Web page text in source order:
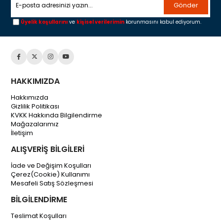
Gönder
Üyelik koşullarını ve kişisel verilerimin korunmasını kabul ediyorum.
HAKKIMIZDA
Hakkımızda
Gizlilik Politikası
KVKK Hakkında Bilgilendirme
Mağazalarımız
İletişim
ALIŞVERİŞ BİLGİLERİ
İade ve Değişim Koşulları
Çerez(Cookie) Kullanımı
Mesafeli Satış Sözleşmesi
BİLGİLENDİRME
Teslimat Koşulları